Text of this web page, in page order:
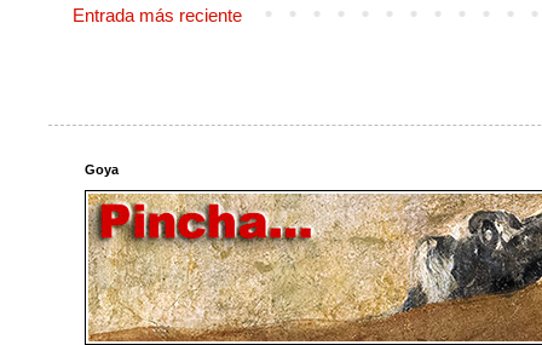
Entrada más reciente
Goya